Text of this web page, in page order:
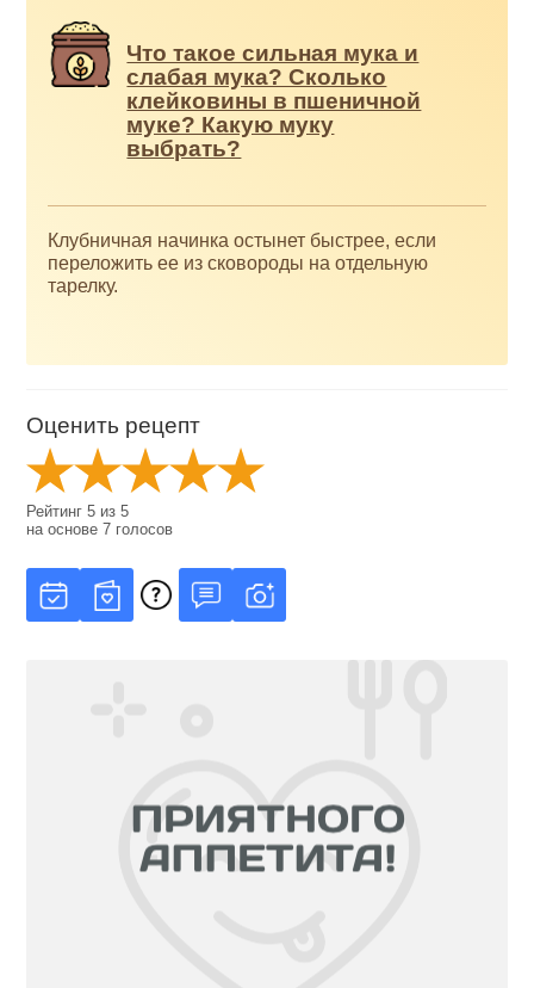
Что такое сильная мука и
слабая мука? Сколько
клейковины в пшеничной
муке? Какую муку
выбрать?
Клубничная начинка остынет быстрее, если
переложить ее из сковороды на отдельную
тарелку.
Оценить рецепт
Рейтинг5 из5
на основе7 голосов